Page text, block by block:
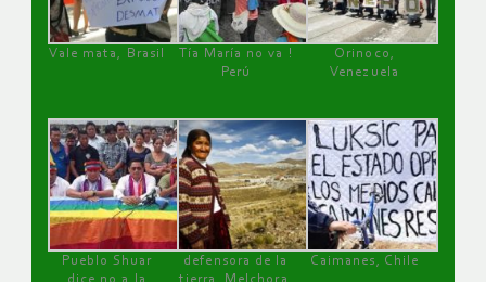
Vale mata, Brasil
Tía María no va !
Perú
Orinoco,
Venezuela
Pueblo Shuar
dice no a la
defensora de la
tierra, Melchora,
Caimanes, Chile